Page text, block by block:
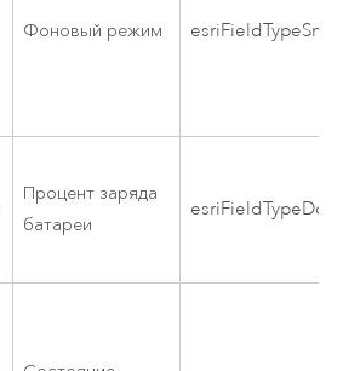
Фоновый режим
Процент заряда
батареи